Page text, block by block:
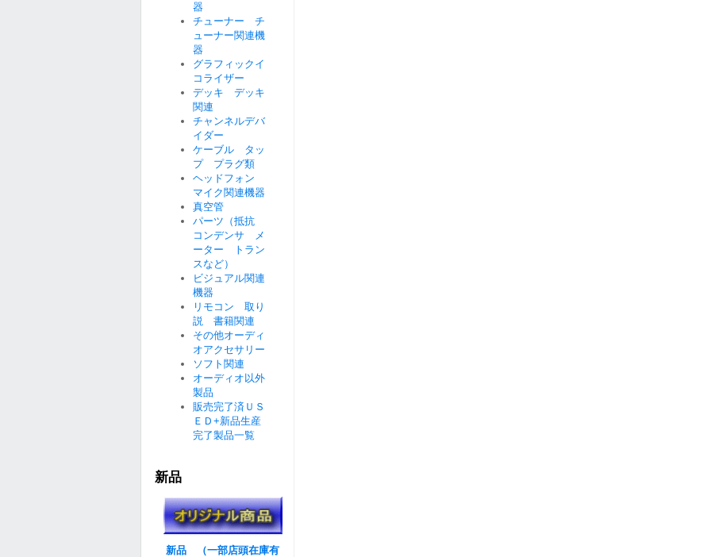
器
チューナー チ
ューナー関連機
器
グラフィックイ
コライザー
デッキ デッキ
関連
チャンネルデバ
イダー
ケーブル タッ
プ プラグ類
ヘッドフォン
マイク関連機器
真空管
パーツ（抵抗
コンデンサ メ
ーター トラン
スなど）
ビジュアル関連
機器
リモコン 取り
説 書籍関連
その他オーディ
オアクセサリー
ソフト関連
オーディオ以外
製品
販売完了済ＵＳ
ＥＤ+新品生産
完了製品一覧
新品
新品 （一部店頭在庫有